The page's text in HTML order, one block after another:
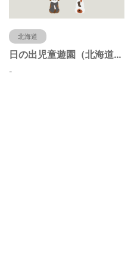
北海道
日の出児童遊園（北海道函館市）
-